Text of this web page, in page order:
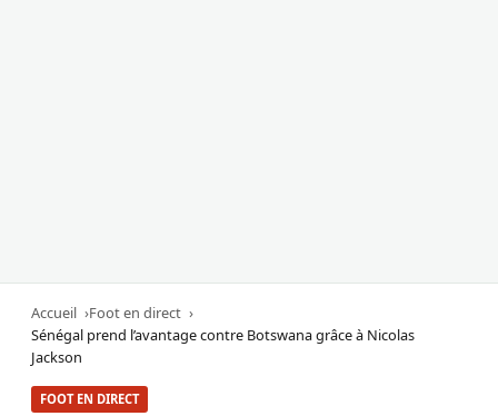
Accueil
Foot en direct
Sénégal prend l’avantage contre Botswana grâce à Nicolas
Jackson
FOOT EN DIRECT